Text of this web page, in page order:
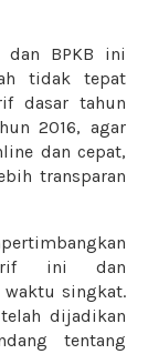
dan BPKB ini
tidak tepat
dasar tahun
2016, agar
dan cepat,
transparan
ini dan
waktu singkat.
dijadikan
tentang